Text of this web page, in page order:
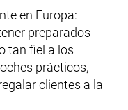
en Europa:
preparados
tan fiel a los
prácticos,
clientes a la